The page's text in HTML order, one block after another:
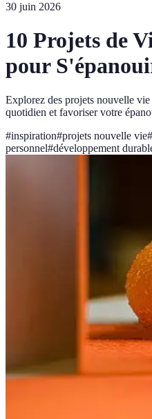
30 juin 2026
10 Projets de
pour
Explorez des projets nouvelle
quotidien et favoriser votre
#inspiration#projets nouvelle vie#
personnel#développement